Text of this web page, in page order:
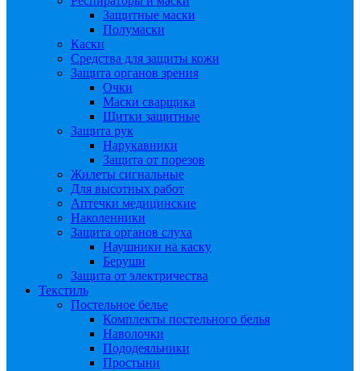
Защитные маски
Полумаски
Каски
Средства для защиты кожи
Защита органов зрения
Очки
Маски сварщика
Щитки защитные
Защита рук
Нарукавники
Защита от порезов
Жилеты сигнальные
Для высотных работ
Аптечки медицинские
Наколенники
Защита органов слуха
Наушники на каску
Беруши
Защита от электричества
Текстиль
Постельное белье
Комплекты постельного белья
Наволочки
Пододеяльники
Простыни